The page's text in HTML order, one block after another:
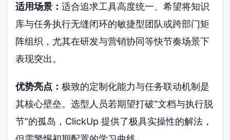
适用场景：适合追求工具高度统一、希望将知识
库与任务执行无缝闭环的敏捷型团队或跨部门矩
阵组织，尤其在研发与营销协同等快节奏场景下
表现突出。
优势亮点：极致的定制化能力与任务联动机制是
其核心壁垒。选型人员若期望打破“文档与执行脱
节”的孤岛，ClickUp 提供了极具实操性的解法，